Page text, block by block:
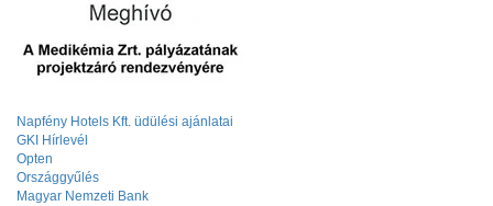
Napfény Hotels Kft. üdülési ajánlatai
GKI Hírlevél
Opten
Országgyűlés
Magyar Nemzeti Bank